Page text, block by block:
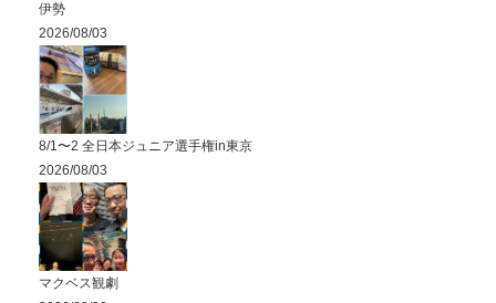
伊勢
2026/08/03
8/1〜2 全日本ジュニア選手権in東京
2026/08/03
マクベス観劇